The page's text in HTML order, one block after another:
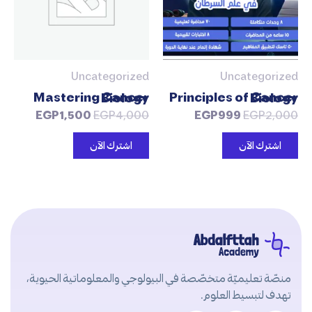
Uncategorized
Principles of Cancer Biology
EGP2,000
EGP999
اشترك الآن
Uncategorized
Mastering Cancer Biology
EGP4,000
EGP1,500
اشترك الآن
منصّة تعليميّة متخصّصة في البيولوجي والمعلوماتية الحيوية،
تهدف لتبسيط العلوم.